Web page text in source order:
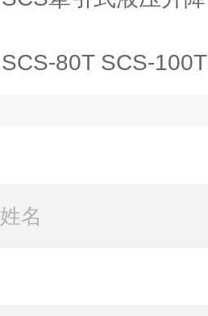
SCS-80T SCS-100T天津地磅